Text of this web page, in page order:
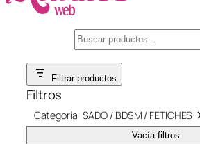
Buscar
Saltar
contenido
Filtrar productos
Filtros
Categoría: SADO / BDSM / FETICHES Q
u
Vacía filtros